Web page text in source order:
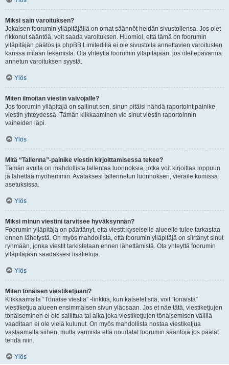
Miksi sain varoituksen?
Jokaisen foorumin ylläpitäjällä on omat säännöt heidän sivustollensa. Jos olet
rikkonut sääntöä, voit saada varoituksen. Huomioi, että tämä on foorumin
ylläpitäjän päätös ja phpBB Limitedillä ei ole sivustolla annettavien varoitusten
kanssa mitään tekemistä. Ota yhteyttä foorumin ylläpitäjään, jos olet epävarma
annetun varoituksen syystä.
Ylös
Miten ilmoitan viestin valvojalle?
Jos foorumin ylläpitäjä on sallinut sen, sinun pitäisi nähdä raportointipainike
viestin yhteydessä. Tämän klikkaaminen vie sinut viestin raportoinnin
vaiheiden läpi.
Ylös
Mitä “Tallenna”-painike viestin kirjoittamisessa tekee?
Tämän avulla on mahdollista tallentaa luonnoksia, jotka voit kirjoittaa loppuun
ja lähettää myöhemmin. Avataksesi tallennetun luonnoksen, vieraile komissa
asetuksissa.
Ylös
Miksi minun viestini tarvitsee hyväksynnän?
Foorumin ylläpitäjä on päättänyt, että viestit kyseiselle alueelle tulee tarkastaa
ennen lähetystä. On myös mahdollista, että foorumin ylläpitäjä on siirtänyt sinut
ryhmään, jonka viestit tarkistetaan ennen lähettämistä. Ota yhteyttä foorumin
ylläpitäjään saadaksesi lisätietoja.
Ylös
Miten tönäisen viestiketjuani?
Klikkaamalla “Tönaise viestiä” -linkkiä, kun katselet sitä, voit “tönäistä”
viestiketjua alueen ensimmäisen sivun yläosaan. Jos et näe tätä, viestiketjujen
tönäiseminen ei ole sallittua tai aika joka viestiketjujen tönäisemisen välillä
vaaditaan ei ole vielä kulunut. On myös mahdollista nostaa viestiketjua
vastaamalla siihen, mutta varmista että noudatat foorumin sääntöjä jos päätät
tehdä niin.
Ylös